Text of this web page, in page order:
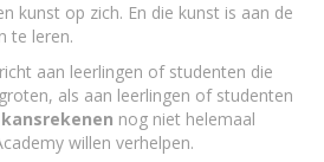
kunst op zich. En die kunst is aan de
te leren.
aan leerlingen of studenten die
als aan leerlingen of studenten
kansrekenen nog niet helemaal
willen verhelpen.